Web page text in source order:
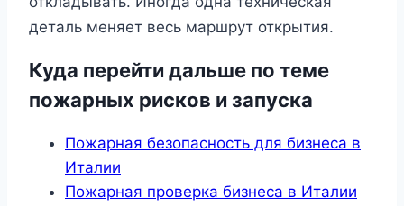
деталь меняет весь маршрут открытия.
Куда перейти дальше по теме
пожарных рисков и запуска
Пожарная безопасность для бизнеса в
Италии
Пожарная проверка бизнеса в Италии